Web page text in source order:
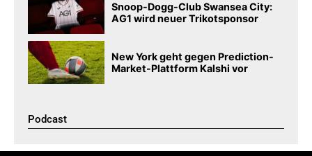
Snoop-Dogg-Club Swansea City:
AG1 wird neuer Trikotsponsor
New York geht gegen Prediction-
Market-Plattform Kalshi vor
Podcast​